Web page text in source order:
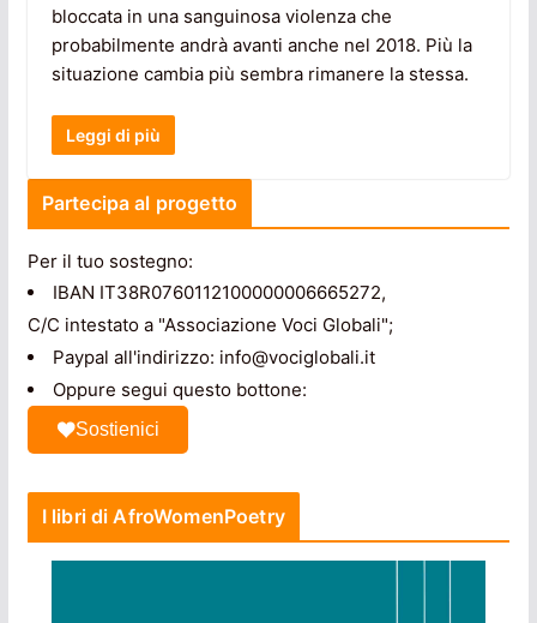
bloccata in una sanguinosa violenza che
probabilmente andrà avanti anche nel 2018. Più la
situazione cambia più sembra rimanere la stessa.
Leggi di più
Partecipa al progetto
Per il tuo sostegno:
IBAN IT38R0760112100000006665272,
C/C intestato a "Associazione Voci Globali";
Paypal all'indirizzo: info@vociglobali.it
Oppure segui questo bottone:
Sostienici
I libri di AfroWomenPoetry